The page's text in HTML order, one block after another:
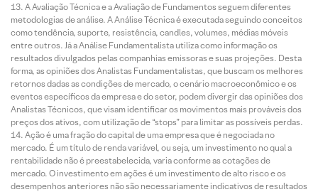
A Avaliação Técnica e a Avaliação de Fundamentos seguem diferentes
metodologias de análise. A Análise Técnica é executada seguindo conceitos
como tendência, suporte, resistência, candles, volumes, médias móveis
entre outros. Já a Análise Fundamentalista utiliza como informação os
resultados divulgados pelas companhias emissoras e suas projeções. Desta
forma, as opiniões dos Analistas Fundamentalistas, que buscam os melhores
retornos dadas as condições de mercado, o cenário macroeconômico e os
eventos específicos da empresa e do setor, podem divergir das opiniões dos
Analistas Técnicos, que visam identificar os movimentos mais prováveis dos
preços dos ativos, com utilização de “stops” para limitar as possíveis perdas.
Ação é uma fração do capital de uma empresa que é negociada no
mercado. É um título de renda variável, ou seja, um investimento no qual a
rentabilidade não é preestabelecida, varia conforme as cotações de
mercado. O investimento em ações é um investimento de alto risco e os
desempenhos anteriores não são necessariamente indicativos de resultados